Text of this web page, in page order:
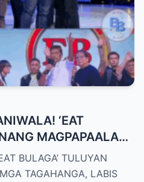
‘EAT
MAGPAPAALAM
ANG LUNGKOT
BULAGA’ TULUYAN
TAGAHANGA, LABIS